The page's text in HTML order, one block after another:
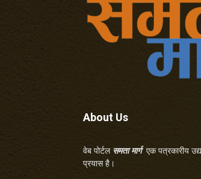
About Us
वेब पोर्टल समता मार्गएक पत्रकारीय
प्रयास है।